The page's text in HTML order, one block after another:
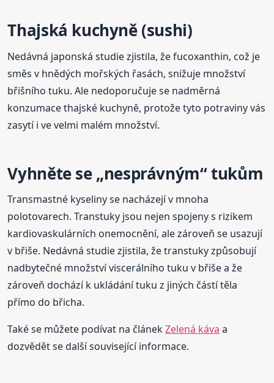
Thajská kuchyně (sushi)
Nedávná japonská studie zjistila, že fucoxanthin, což je
směs v hnědých mořských řasách, snižuje množství
břišního tuku. Ale nedoporučuje se nadměrná
konzumace thajské kuchyně, protože tyto potraviny vás
zasytí i ve velmi malém množství.
Vyhněte se „nesprávným“ tukům
Transmastné kyseliny se nacházejí v mnoha
polotovarech. Transtuky jsou nejen spojeny s rizikem
kardiovaskulárních onemocnění, ale zároveň se usazují
v břiše. Nedávná studie zjistila, že transtuky způsobují
nadbytečné množství viscerálního tuku v břiše a že
zároveň dochází k ukládání tuku z jiných částí těla
přímo do břicha.
Také se můžete podívat na článekZelená káva a
dozvědět se další související informace.